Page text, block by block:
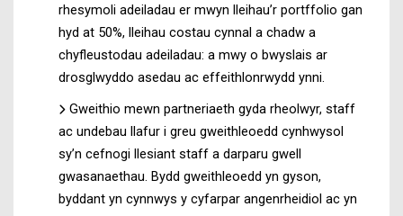
rhesymoli adeiladau er mwyn lleihau’r portffolio gan
hyd at 50%, lleihau costau cynnal a chadw a
chyfleustodau adeiladau: a mwy o bwyslais ar
drosglwyddo asedau ac effeithlonrwydd ynni.
Gweithio mewn partneriaeth gyda rheolwyr, staff
ac undebau llafur i greu gweithleoedd cynhwysol
sy’n cefnogi llesiant staff a darparu gwell
gwasanaethau. Bydd gweithleoedd yn gyson,
byddant yn cynnwys y cyfarpar angenrheidiol ac yn